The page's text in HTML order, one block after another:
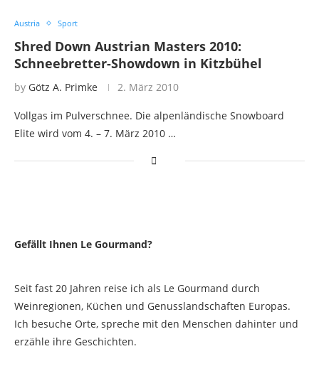
Austria Sport
Shred Down Austrian Masters 2010:
Schneebretter-Showdown in Kitzbühel
by Götz A. Primke 2. März 2010
Vollgas im Pulverschnee. Die alpenländische Snowboard
Elite wird vom 4. – 7. März 2010 …
Gefällt Ihnen Le Gourmand?
Seit fast 20 Jahren reise ich als Le Gourmand durch
Weinregionen, Küchen und Genusslandschaften Europas.
Ich besuche Orte, spreche mit den Menschen dahinter und
erzähle ihre Geschichten.